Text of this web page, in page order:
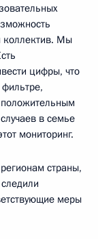
коллектив. Мы
цифры, что
в семье
мониторинг.
страны,
меры